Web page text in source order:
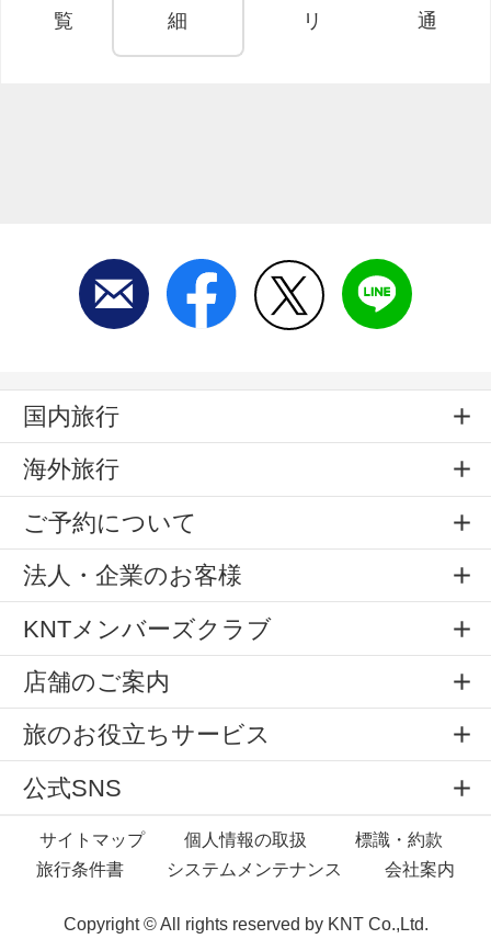
覧
細
リ
通
国内旅行
海外旅行
ご予約について
法人・企業のお客様
KNTメンバーズクラブ
店舗のご案内
旅のお役立ちサービス
公式SNS
サイトマップ 個人情報の取扱
標識・約款
旅行条件書
システムメンテナンス 会社案内
Copyright © All rights reserved by KNT Co.,Ltd.